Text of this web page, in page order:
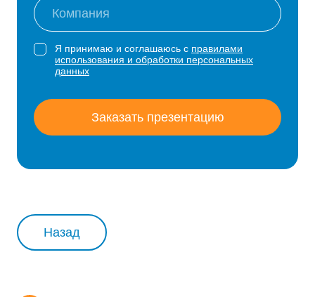
Я принимаю и соглашаюсь с правилами
использования и обработки персональных
данных
Заказать презентацию
Назад